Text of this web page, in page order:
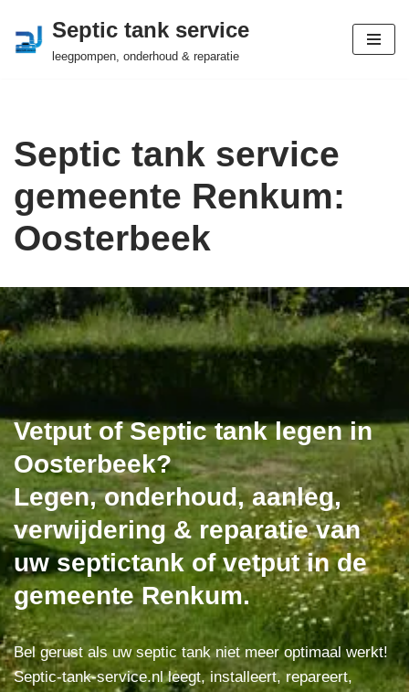
Ga
Septic tank service
leegpompen, onderhoud & reparatie
Septic tank service
gemeente Renkum:
Oosterbeek
Vetput of Septic tank legen in
Oosterbeek?
Legen, onderhoud, aanleg,
verwijdering & reparatie van
uw septictank of vetput in de
gemeente Renkum.
Bel gerust als uw septic tank niet meer optimaal werkt!
Septic-tank-service.nl leegt, installeert, repareert,